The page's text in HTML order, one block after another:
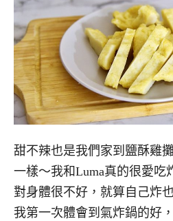
甜不辣也是我們家到鹽酥雞
一樣～我和Luma真的很愛吃
對身體很不好，就算自己炸
我第一次體會到氣炸鍋的好